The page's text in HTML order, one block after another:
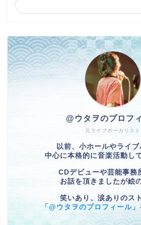
元ライブボーカリスト
@ウタヲのプロフ
以前、小ホールやライ
中心に本格的に音楽活動し
CDデビューや芸能事務
お話を頂きましたが絵
笑いあり、涙ありのス
「@ウタヲのプロフィール」